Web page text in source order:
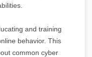
and training
behavior. This
common cyber